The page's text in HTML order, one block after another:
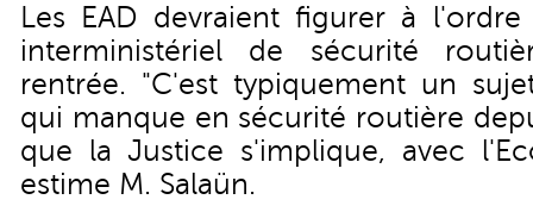
Les EAD devraient figurer à
interministériel de sécurité
rentrée. "C'est typiquement un
qui manque en sécurité routière
que la Justice s'implique, avec
estime M. Salaün.